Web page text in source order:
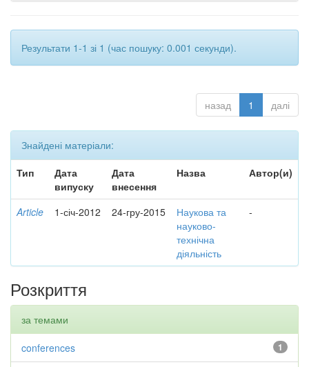
Результати 1-1 зі 1 (час пошуку: 0.001 секунди).
назад 1 далі
Знайдені матеріали:
Тип
Дата
випуску
Дата
внесення
Назва Автор(и)
Article 1-січ-2012 24-гру-2015
Наукова та
науково-
технічна
діяльність
-
Розкриття
за темами
1
conferences